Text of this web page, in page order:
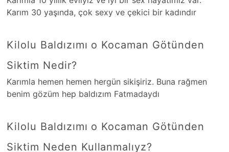
Karım 30 yaşında, çok sexy ve çekici bir kadındır
Kilolu Baldızımı o Kocaman Götünden
Siktim Nedir?
Karımla hemen hemen hergün sikişiriz. Buna rağmen
benim gözüm hep baldızım Fatmadaydı
Kilolu Baldızımı o Kocaman Götünden
Siktim Neden Kullanmalıyz?